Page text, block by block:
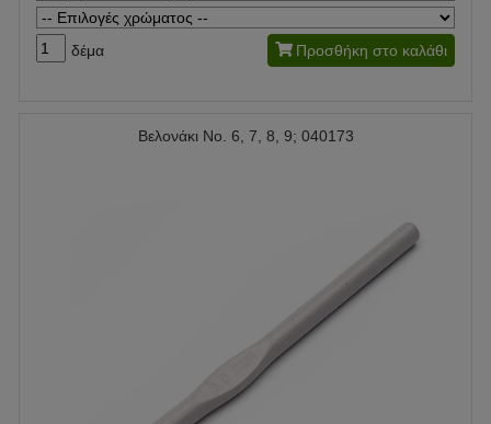
δέμα Προσθήκη στο καλάθι
Βελονάκι No. 6, 7, 8, 9; 040173